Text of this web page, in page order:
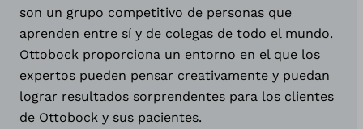
son un grupo competitivo de personas que
aprenden entre sí y de colegas de todo el mundo.
Ottobock proporciona un entorno en el que los
expertos pueden pensar creativamente y puedan
lograr resultados sorprendentes para los clientes
de Ottobock y sus pacientes.